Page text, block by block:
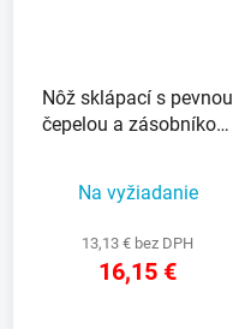
Nôž sklápací s pevnou
čepelou a zásobníkom
Na vyžiadanie
13,13 € bez DPH
16,15 €